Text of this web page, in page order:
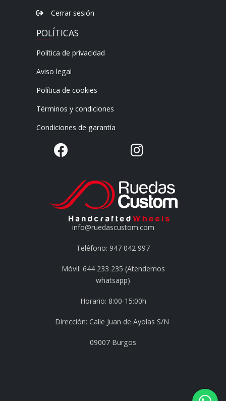
Cerrar sesión
POLÍTICAS
Política de privacidad
Aviso legal
Política de cookies
Términos y condiciones
Condiciones de garantía
info@ruedascustom.com
Teléfono: 947 042 997
Móvil: 644 233 235 (Atendemos
whatsapp)
Horario: 8:00-15:00h
Dirección: Calle Juan de Ayolas S/N
09007 Burgos